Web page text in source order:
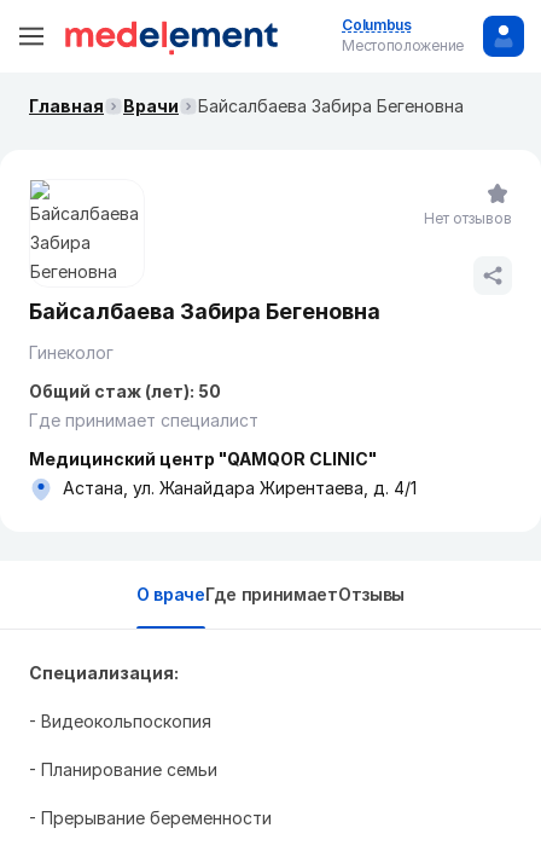
Columbus
Местоположение
Главная Врачи Байсалбаева Забира Бегеновна
Байсалбаева Забира Бегеновна
Гинеколог
Общий стаж (лет): 50
Где принимает специалист
Медицинский центр "QAMQOR CLINIC"
Астана, ул. Жанайдара Жирентаева, д. 4/1
Нет отзывов
О врачеГде принимаетОтзывы
Специализация:
- Видеокольпоскопия
- Планирование семьи
- Прерывание беременности